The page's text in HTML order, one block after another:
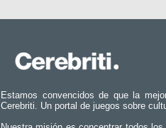
Estamos convencidos de que la
Cerebriti. Un portal de juegos sobre